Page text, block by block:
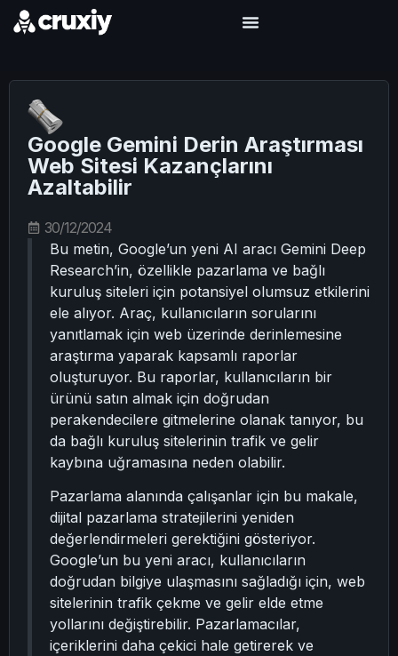
Google Gemini Derin Araştırması
Web Sitesi Kazançlarını
Azaltabilir
30/12/2024
Bu metin, Google’un yeni AI aracı Gemini Deep
Research’in, özellikle pazarlama ve bağlı
kuruluş siteleri için potansiyel olumsuz etkilerini
ele alıyor. Araç, kullanıcıların sorularını
yanıtlamak için web üzerinde derinlemesine
araştırma yaparak kapsamlı raporlar
oluşturuyor. Bu raporlar, kullanıcıların bir
ürünü satın almak için doğrudan
perakendecilere gitmelerine olanak tanıyor, bu
da bağlı kuruluş sitelerinin trafik ve gelir
kaybına uğramasına neden olabilir.
Pazarlama alanında çalışanlar için bu makale,
dijital pazarlama stratejilerini yeniden
değerlendirmeleri gerektiğini gösteriyor.
Google’un bu yeni aracı, kullanıcıların
doğrudan bilgiye ulaşmasını sağladığı için, web
sitelerinin trafik çekme ve gelir elde etme
yollarını değiştirebilir. Pazarlamacılar,
içeriklerini daha çekici hale getirerek ve